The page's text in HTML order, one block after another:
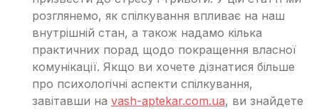
розглянемо, як спілкування впливає на наш
внутрішній стан, а також надамо кілька
практичних порад щодо покращення власної
комунікації. Якщо ви хочете дізнатися більше
про психологічні аспекти спілкування,
завітавши на vash-aptekar.com.ua, ви знайдете